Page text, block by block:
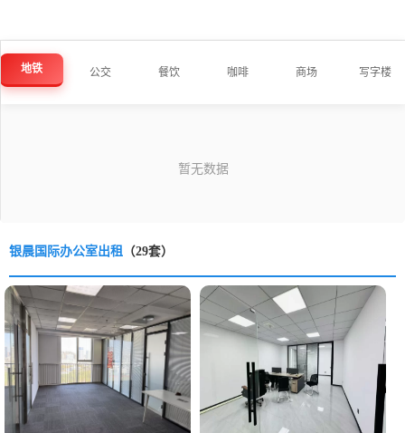
地铁 公交 餐饮 咖啡 商场 写字楼
银晨国际办公室出租 （29套）